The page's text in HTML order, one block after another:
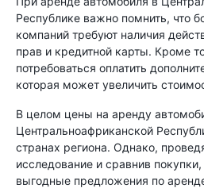
Республике важно помнить, что
компаний требуют наличия
прав и кредитной карты. Кроме
потребоваться оплатить
которая может увеличить
В целом цены на аренду
Центральноафриканской
странах региона. Однако,
исследование и сравнив
выгодные предложения по